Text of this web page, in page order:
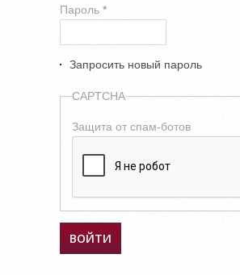
Пароль *
Запросить новый пароль
CAPTCHA
Защита от спам-ботов